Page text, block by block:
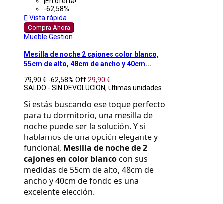
-62,58%
 Vista rápida
Compra Ahora
Mueble Gestion
Mesilla de noche 2 cajones color blanco,
55cm de alto, 48cm de ancho y 40cm...
79,90 € -62,58% Off29,90 €
SALDO - SIN DEVOLUCION, ultimas unidades
Si estás buscando ese toque perfecto
para tu dormitorio, una mesilla de
noche puede ser la solución. Y si
hablamos de una opción elegante y
funcional, Mesilla de noche de 2
cajones en color blanco con sus
medidas de 55cm de alto, 48cm de
ancho y 40cm de fondo es una
excelente elección.